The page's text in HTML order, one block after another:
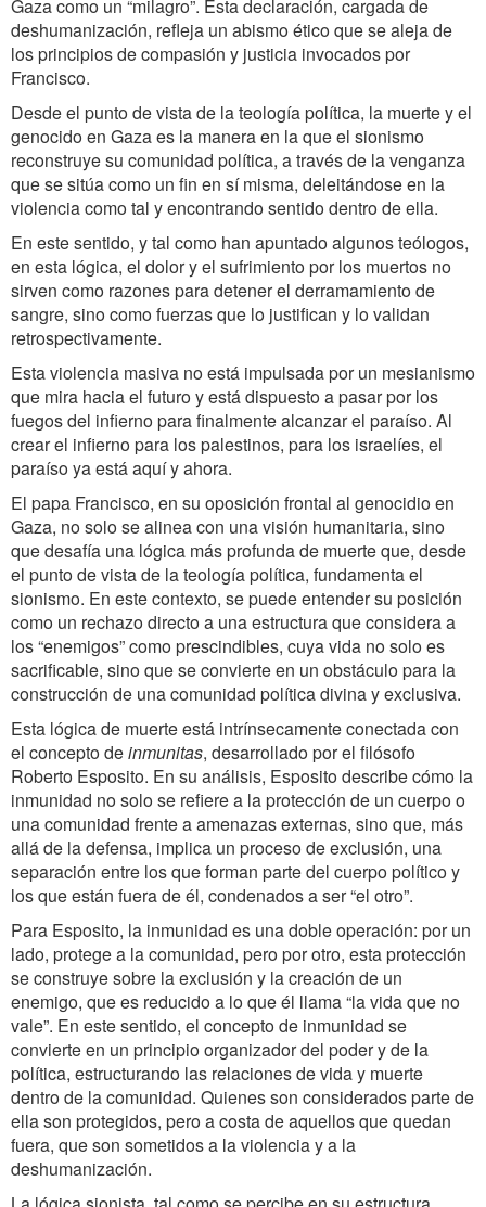
Gaza como un “milagro”. Esta declaración, cargada de
deshumanización, refleja un abismo ético que se aleja de
los principios de compasión y justicia invocados por
Francisco.
Desde el punto de vista de la teología política, la muerte y el
genocido en Gaza es la manera en la que el sionismo
reconstruye su comunidad política, a través de la venganza
que se sitúa como un fin en sí misma, deleitándose en la
violencia como tal y encontrando sentido dentro de ella.
En este sentido, y tal como han apuntado algunos teólogos,
en esta lógica, el dolor y el sufrimiento por los muertos no
sirven como razones para detener el derramamiento de
sangre, sino como fuerzas que lo justifican y lo validan
retrospectivamente.
Esta violencia masiva no está impulsada por un mesianismo
que mira hacia el futuro y está dispuesto a pasar por los
fuegos del infierno para finalmente alcanzar el paraíso. Al
crear el infierno para los palestinos, para los israelíes, el
paraíso ya está aquí y ahora.
El papa Francisco, en su oposición frontal al genocidio en
Gaza, no solo se alinea con una visión humanitaria, sino
que desafía una lógica más profunda de muerte que, desde
el punto de vista de la teología política, fundamenta el
sionismo. En este contexto, se puede entender su posición
como un rechazo directo a una estructura que considera a
los “enemigos” como prescindibles, cuya vida no solo es
sacrificable, sino que se convierte en un obstáculo para la
construcción de una comunidad política divina y exclusiva.
Esta lógica de muerte está intrínsecamente conectada con
el concepto deinmunitas, desarrollado por el filósofo
Roberto Esposito. En su análisis, Esposito describe cómo la
inmunidad no solo se refiere a la protección de un cuerpo o
una comunidad frente a amenazas externas, sino que, más
allá de la defensa, implica un proceso de exclusión, una
separación entre los que forman parte del cuerpo político y
los que están fuera de él, condenados a ser “el otro”.
Para Esposito, la inmunidad es una doble operación: por un
lado, protege a la comunidad, pero por otro, esta protección
se construye sobre la exclusión y la creación de un
enemigo, que es reducido a lo que él llama “la vida que no
vale”. En este sentido, el concepto de inmunidad se
convierte en un principio organizador del poder y de la
política, estructurando las relaciones de vida y muerte
dentro de la comunidad. Quienes son considerados parte de
ella son protegidos, pero a costa de aquellos que quedan
fuera, que son sometidos a la violencia y a la
deshumanización.